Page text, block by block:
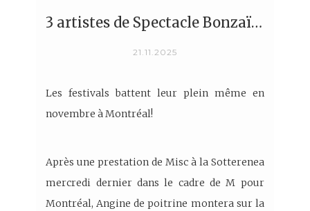
3 artistes de Spectacle Bonzaï à M pour Montréal et OFF Mundial Montréal
21.11.2025
Les festivals battent leur plein même en
novembre à Montréal!
Après une prestation de Misc à la Sotterenea
mercredi dernier dans le cadre de M pour
Montréal, Angine de poitrine montera sur la